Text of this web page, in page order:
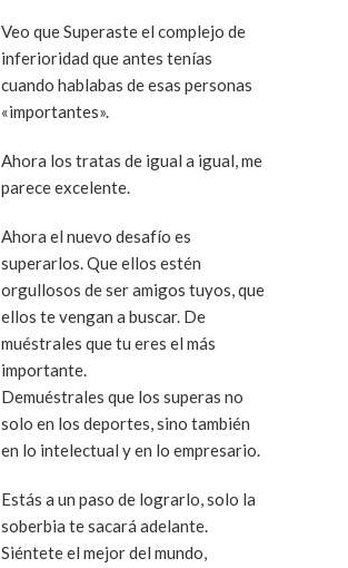
Veo que Superaste el complejo de
inferioridad que antes tenías
cuando hablabas de esas personas
«importantes».
Ahora los tratas de igual a igual, me
parece excelente.
Ahora el nuevo desafío es
superarlos. Que ellos estén
orgullosos de ser amigos tuyos, que
ellos te vengan a buscar. De
muéstrales que tu eres el más
importante.
Demuéstrales que los superas no
solo en los deportes, sino también
en lo intelectual y en lo empresario.
Estás a un paso de lograrlo, solo la
soberbia te sacará adelante.
Siéntete el mejor del mundo,